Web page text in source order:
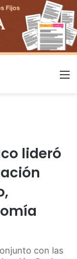
lideró
con las